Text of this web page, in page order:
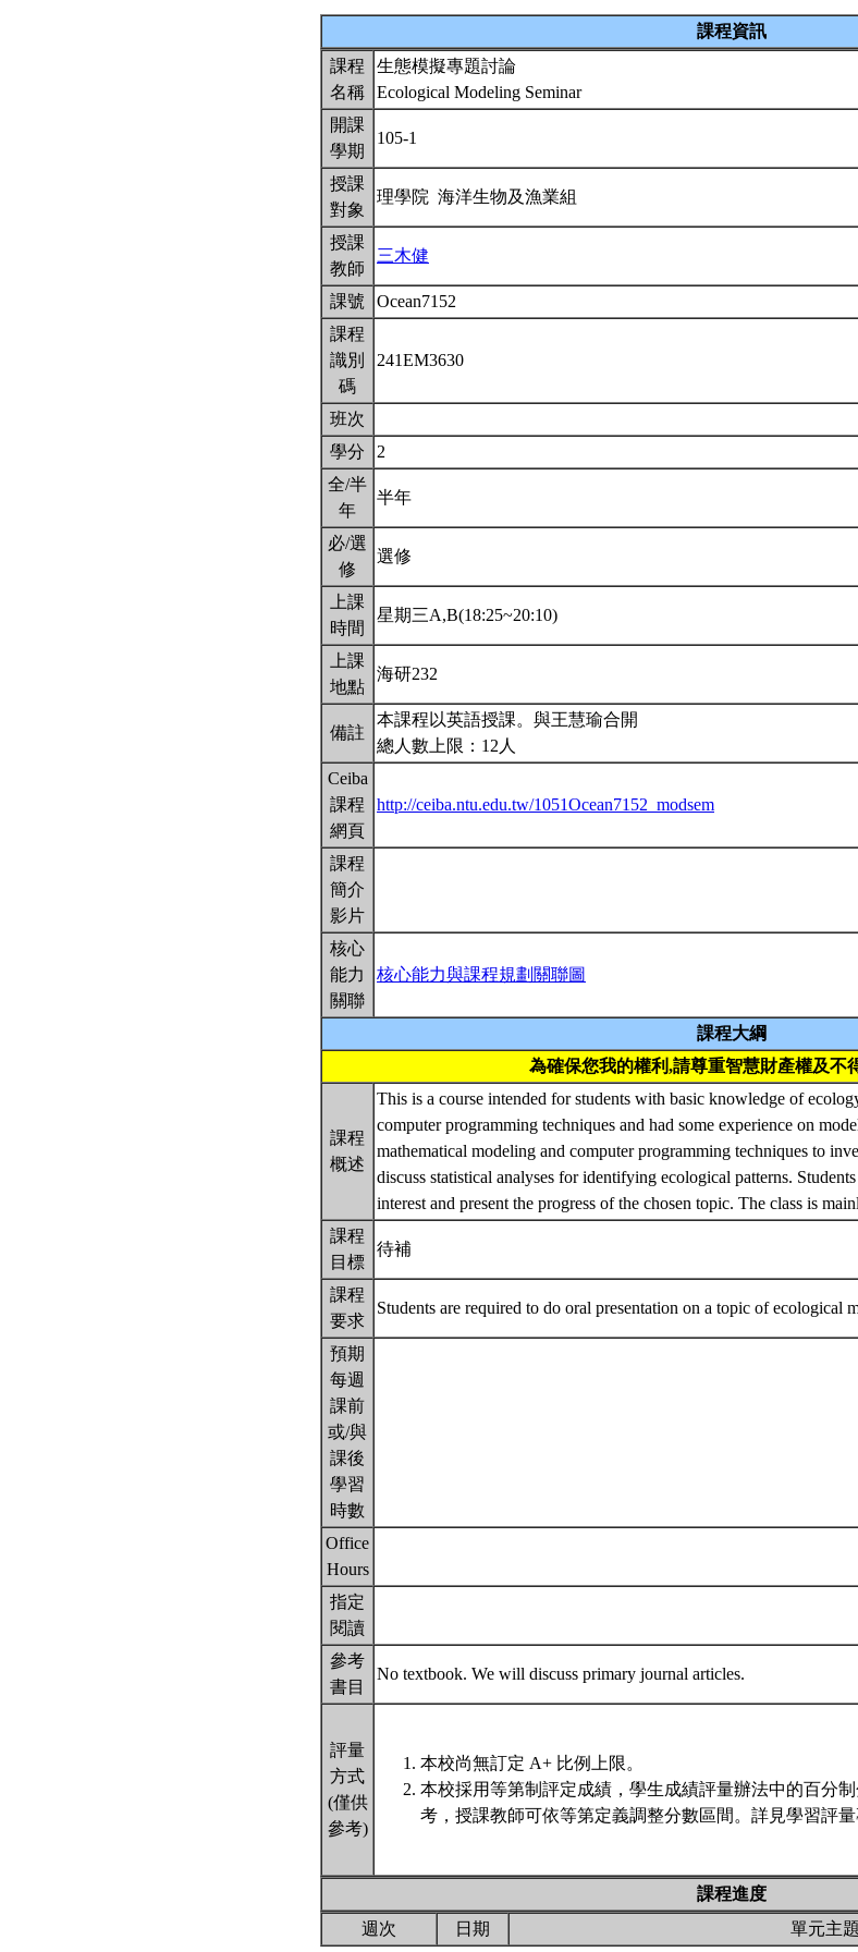
課程資訊
課程
名稱
生態模擬專題討論
Ecological Modeling Seminar
開課
學期
105-1
授課
對象
理學院 海洋生物及漁業組
授課
教師
三木健
課號
Ocean7152
課程
識別
碼
241EM3630
班次
學分
2
全/半
年
半年
必/選
修
選修
上課
時間
星期三A,B(18:25~20:10)
上課
地點
海研232
備註
本課程以英語授課。與王慧瑜合開
總人數上限：12人
Ceiba
課程
網頁
http://ceiba.ntu.edu.tw/1051Ocean7152_modsem
課程
簡介
影片
核心
能力
關聯
核心能力與課程規劃關聯圖
課程大綱
為確保您我的權利,請尊重智慧財產權及不
課程
概述
This is a course intended for students with basic knowledge of
computer programming techniques and had some experience on
mathematical modeling and computer programming techniques to
discuss statistical analyses for identifying ecological patterns.
interest and present the progress of the chosen topic. The class is
課程
目標
待補
課程
要求
Students are required to do oral presentation on a topic of ecological
預期
每週
課前
或/與
課後
學習
時數
Office
Hours
指定
閱讀
參考
書目
No textbook. We will discuss primary journal articles.
評量
方式
(僅供
參考)
本校尚無訂定 A+ 比例上限。
本校採用等第制評定成績，學生成績評量辦法中的百分
考，授課教師可依等第定義調整分數區間。詳見學習評
課程進度
週次
日期 單元主題